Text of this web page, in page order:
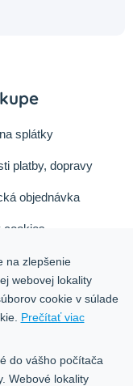
splátky
platby, dopravy
objednávka
cookies
osobných údajov
na zlepšenie
webovej lokality
cookie v súlade
Prečítať viac
do vášho počítača
Webové lokality